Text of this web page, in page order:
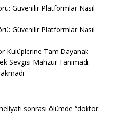
Güvenilir Platformlar Nasıl
Güvenilir Platformlar Nasıl
Kulüplerine Tam Dayanak
Sevgisi Mahzur Tanımadı:
sonrası ölümde “doktor